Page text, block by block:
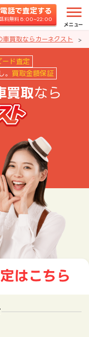
電話で査定する
料無料 8:00~22:00
メニュー
車買取ならカーネクスト
ならカー
ード査定
。 買取金額保証
買取なら